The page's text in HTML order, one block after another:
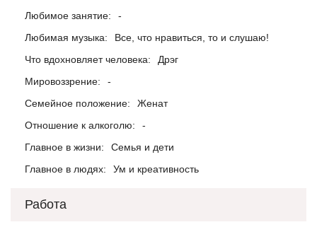
Любимое занятие:
-
Любимая музыка:
Все, что нравиться, то и слушаю!
Что вдохновляет человека:
Дрэг
Мировоззрение:
-
Семейное положение:
Женат
Отношение к алкоголю:
-
Главное в жизни:
Семья и дети
Главное в людях:
Ум и креативность
Работа